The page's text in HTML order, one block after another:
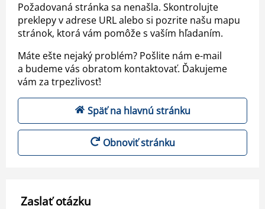
Požadovaná stránka sa nenašla. Skontrolujte
preklepy v adrese URL alebo si pozrite našu mapu
stránok, ktorá vám pomôže s vaším hľadaním.
Máte ešte nejaký problém? Pošlite nám e-mail
a budeme vás obratom kontaktovať. Ďakujeme
vám za trpezlivosť!
Späť na hlavnú stránku
Obnoviť stránku
Zaslať otázku